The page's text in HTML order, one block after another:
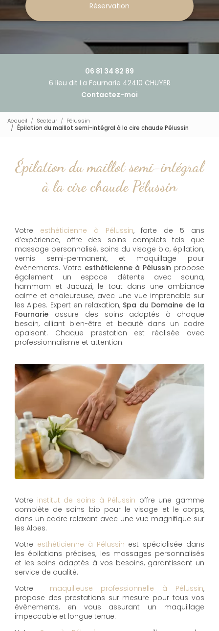
Réservation
06 81 34 82 89
6 lieu dit La Fournarie 42410 CHUYER
Contactez-moi
Accueil Secteur
Pélussin
Épilation du maillot semi-intégral à la cire chaude Pélussin
Épilation du maillot semi-intégral
à la cire chaude Pélussin
Votre esthéticienne à Pélussin, forte de 5 ans
d’expérience, offre des soins complets tels que
massage personnalisé, soins du visage bio, épilation,
vernis semi-permanent, et maquillage pour
évènements. Votre esthéticienne à Pélussin propose
également un espace détente avec sauna,
hammam et Jacuzzi, le tout dans une ambiance
calme et chaleureuse, avec une vue imprenable sur
les Alpes. Expert en relaxation, Spa du Domaine de la
Fournarie assure des soins adaptés à chaque
besoin, alliant bien-être et beauté dans un cadre
apaisant. Chaque prestation est réalisée avec
professionnalisme et attention.
Votre institut de soins à Pélussin offre une gamme
complète de soins bio pour le visage et le corps,
dans un cadre relaxant avec une vue magnifique sur
les Alpes.
Votre esthéticienne à Pélussin est spécialisée dans
les épilations précises, les massages personnalisés
et les soins adaptés à vos besoins, garantissant un
service de qualité.
Votre maquilleuse professionnelle à Pélussin,
propose des prestations sur mesure pour tous vos
évènements, en vous assurant un maquillage
impeccable et longue tenue.